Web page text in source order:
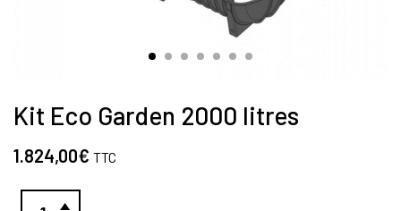
Kit Eco Garden 2000 litres
1.824,00€ TTC